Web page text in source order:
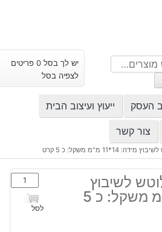
יש לך בסל 0 פריטים
לצפיה בסל
העסק ייעוץ ועיצוב הבית
צור קשר
מ"מ משקל: כ 5 קרט
לשיבוץ
מידה: 14*11 מ"מ משקל: כ 5
כמות
של
לאפיס
לסל